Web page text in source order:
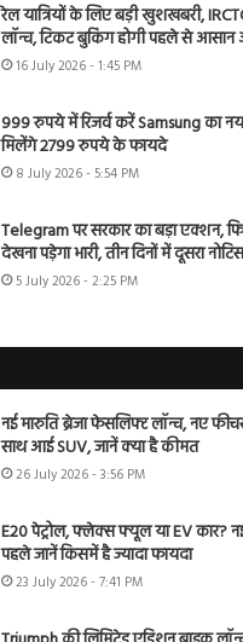
रेल यात्रियों के लिए बड़ी खुशखबरी,
लॉन्च, टिकट बुकिंग होगी पहले से
16 July 2026 - 1:45 PM
999 रुपये में रिजर्व करें Samsung का
मिलेंगे 2799 रुपये के फायदे
8 July 2026 - 5:54 PM
Telegram पर सरकार का बड़ा एक्शन,
देखना पड़ेगा भारी, तीन दिनों में दूसरा नोटिस
5 July 2026 - 2:25 PM
नई मारुति ब्रेजा फेसलिफ्ट लॉन्च, नए
साथ आई SUV, जानें क्या है कीमत
26 July 2026 - 3:56 PM
E20 पेट्रोल, फ्लेक्स फ्यूल या EV कार?
पहले जानें किसमें है ज्यादा फायदा
23 July 2026 - 7:41 PM